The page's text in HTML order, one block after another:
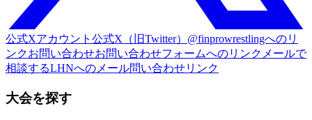
公式Xアカウント 公式X（旧Twitter）@finprowrestlingへのリ
ンクお問い合わせお問い合わせフォームへのリンク メールで
相談するLHNへのメール問い合わせリンク
大会を探す